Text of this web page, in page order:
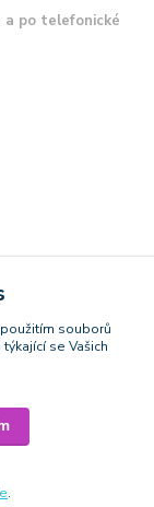
a po telefonické
nelze používat
souborů
se Vašich
.